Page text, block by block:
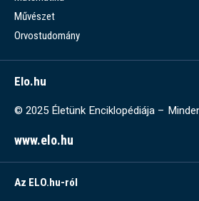
Művészet
Orvostudomány
Elo.hu
© 2025 Életünk Enciklopédiája –
www.elo.hu
Az ELO.hu-ról